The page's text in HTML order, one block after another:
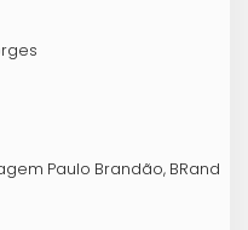
Paulo Brandão, BRand